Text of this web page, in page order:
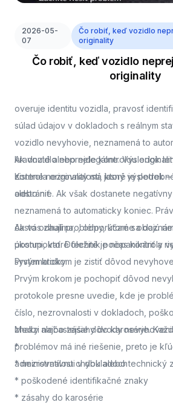
2026-05-
07
Čo robiť, keď vozidlo
originality
Čo robiť, keď vozidlo
originality
overuje identitu vozidla, pravosť
súlad údajov v dokladoch s reálnym
vozidlo nevyhovie, neznamená to
kradnuté alebo nelegálne. Výsledok
zistené nezrovnalosti, ktoré je
odstrániť.
Ak vozidlo neprejde kontrolou
Kontrola originality má jasný výsledok
alebo nie. Ak však dostanete
neznamená to automaticky koniec.
často odhalí problémy, ktoré sa dajú
postupovať. Dôležité je nepanikáriť a
systematicky.
Ak vás zaujíma,, odporúčame
úkonmi, ktoré technik počas kontroly
Prvým krokom je zistiť dôvod
Prvým krokom je pochopiť dôvod
protokole presne uvedie, kde je
číslo, nezrovnalosti v dokladoch,
znaky alebo zásahy do karosérie.
problémov má iné riešenie, preto je
administratívnu chybu alebo technický
Medzi najčastejšie dôvody
*
* nezrovnalosti v dokladoch
* poškodené identifikačné znaky
* zásahy do karosérie